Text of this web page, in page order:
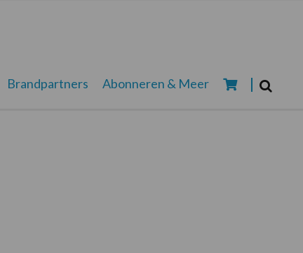
Brandpartners Abonneren & Meer